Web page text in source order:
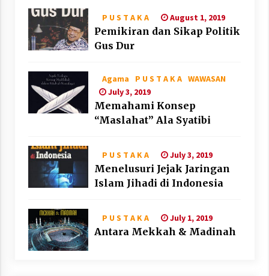
P U S T A K A August 1, 2019
Pemikiran dan Sikap Politik
Gus Dur
Agama P U S T A K A WAWASAN
July 3, 2019
Memahami Konsep
“Maslahat” Ala Syatibi
P U S T A K A July 3, 2019
Menelusuri Jejak Jaringan
Islam Jihadi di Indonesia
P U S T A K A July 1, 2019
Antara Mekkah & Madinah